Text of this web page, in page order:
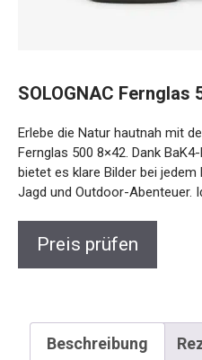
SOLOGNAC Fernglas 500
FMC-Vergütung bietet es klare
Robustes Design für Jagd und
Naturbeobachtungen!
Preis prüfen
Beschreibung